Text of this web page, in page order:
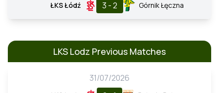
ŁKS Łódź 3 - 2 Górnik Łęczna
LKS Lodz Previous Matches
31/07/2026